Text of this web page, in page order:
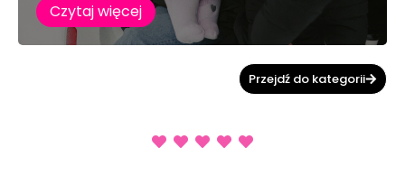
Czytaj więcej
Przejdź do kategorii